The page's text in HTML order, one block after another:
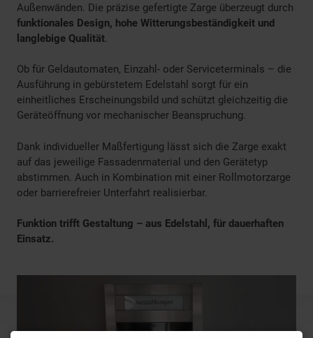
Außenwänden. Die präzise gefertigte Zarge überzeugt durch
funktionales Design, hohe Witterungsbeständigkeit und
langlebige Qualität.
Ob für Geldautomaten, Einzahl- oder Serviceterminals – die
Ausführung in gebürstetem Edelstahl sorgt für ein
einheitliches Erscheinungsbild und schützt gleichzeitig die
Geräteöffnung vor mechanischer Beanspruchung.
Dank individueller Maßfertigung lässt sich die Zarge exakt
auf das jeweilige Fassadenmaterial und den Gerätetyp
abstimmen. Auch in Kombination mit einer Rollmotorzarge
oder barrierefreier Unterfahrt realisierbar.
Funktion trifft Gestaltung – aus Edelstahl, für dauerhaften
Einsatz.